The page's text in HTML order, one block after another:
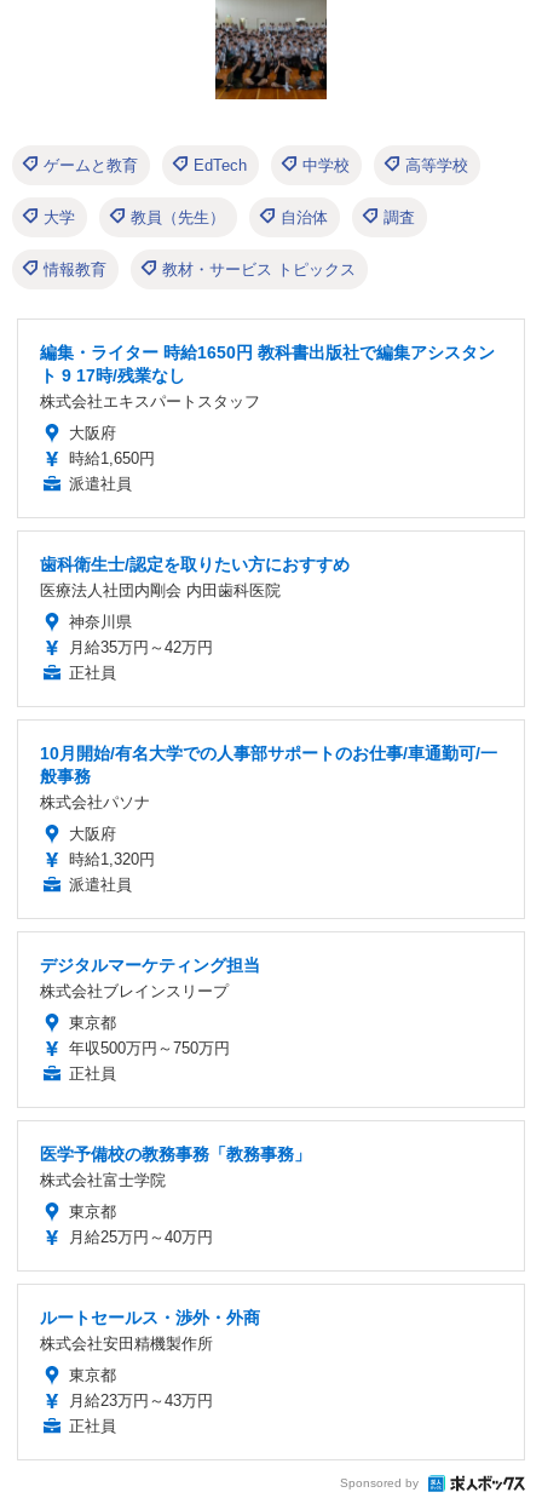
ゲームと教育 EdTech 中学校 高等学校
大学 教員（先生） 自治体 調査
情報教育 教材・サービス トピックス
編集・ライター 時給1650円 教科書出版社で編集アシスタン
ト 9 17時/残業なし
株式会社エキスパートスタッフ
大阪府
時給1,650円
派遣社員
歯科衛生士/認定を取りたい方におすすめ
医療法人社団内剛会 内田歯科医院
神奈川県
月給35万円～42万円
正社員
10月開始/有名大学での人事部サポートのお仕事/車通勤可/一
般事務
株式会社パソナ
大阪府
時給1,320円
派遣社員
デジタルマーケティング担当
株式会社ブレインスリープ
東京都
年収500万円～750万円
正社員
医学予備校の教務事務「教務事務」
株式会社富士学院
東京都
月給25万円～40万円
ルートセールス・渉外・外商
株式会社安田精機製作所
東京都
月給23万円～43万円
正社員
Sponsored by